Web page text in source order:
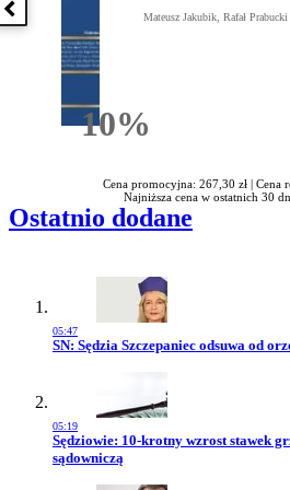
Poprzednia książka
10%Rabatu
Mateusz Jakubik, Rafał Prabucki
Cena promocyjna: 267,30 zł | Cena
Najniższa cena w ostatnich 30
Ostatnio dodane
05:47
Przejdź do artykułu:
SN: Sędzia Szczepaniec odsuwa od
05:19
Przejdź do artykułu:
Sędziowie: 10-krotny wzrost stawek
sądowniczą